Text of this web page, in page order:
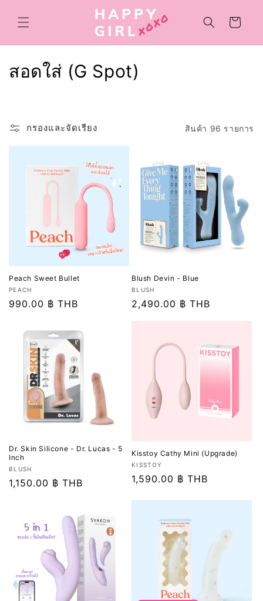
เนื้อหา
สินค้า
ค
สอดใส่ (G Spot)
กรองและจัดเรียง สินค้า 96 รายการ
Peach Sweet Bullet
เวน
เด
PEACH
ราคา
990.00 ฿ THB
Blush Devin - Blue
เวน
เด
BLUSH
ราคา
2,490.00 ฿ THB
Dr. Skin Silicone - Dr. Lucas - 5
Inch
เวน
เด
BLUSH
ราคา
1,150.00 ฿ THB
Kisstoy Cathy Mini (Upgrade)
เวน
เด
KISSTOY
ราคา
1,590.00 ฿ THB